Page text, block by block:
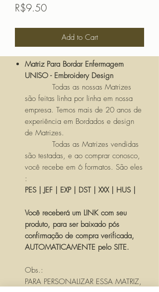
R$9.50Price
Add to Cart
Matriz Para Bordar Enfermagem
UNISO - Embroidery Design
Todas as nossas Matrizes
são feitas linha por linha em nossa
empresa. Temos mais de 20 anos de
experiência em Bordados e design
de Matrizes.
Todas as Matrizes vendidas
são testadas, e ao comprar conosco,
você recebe em 6 formatos. São eles
:
PES | JEF | EXP | DST | XXX | HUS |
Você receberá um LINK com seu
produto, para ser baixado pós
confirmação de compra verificada,
AUTOMATICAMENTE pelo SITE.
Obs.:
PARA PERSONALIZAR ESSA MATRIZ,